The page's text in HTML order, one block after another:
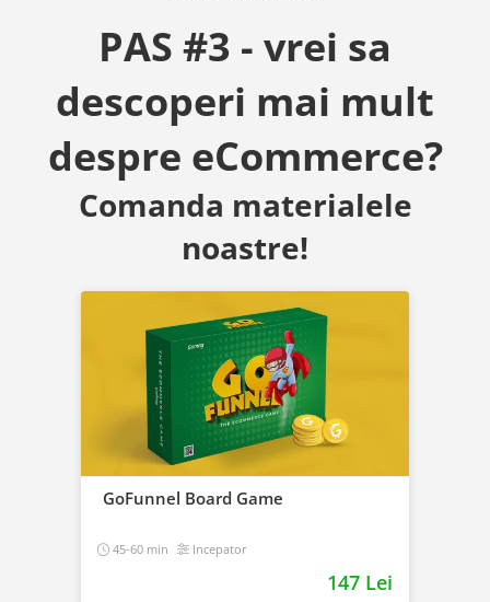
PAS #3 - vrei sa
descoperi mai mult
despre eCommerce?
Comanda materialele
noastre!
GoFunnel Board Game
45-60 min Incepator
147 Lei